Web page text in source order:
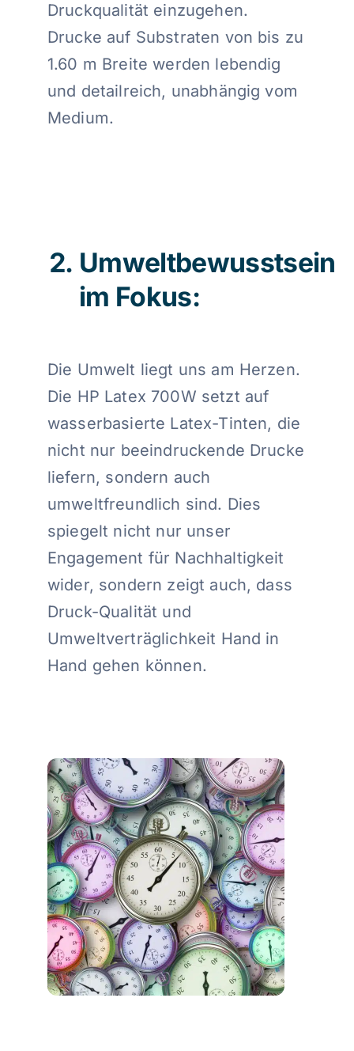
Druckqualität einzugehen.
Drucke auf Substraten von bis zu
1.60 m Breite werden lebendig
und detailreich, unabhängig vom
Medium.
Umweltbewusstsein
im Fokus:
Die Umwelt liegt uns am Herzen.
Die HP Latex 700W setzt auf
wasserbasierte Latex-Tinten, die
nicht nur beeindruckende Drucke
liefern, sondern auch
umweltfreundlich sind. Dies
spiegelt nicht nur unser
Engagement für Nachhaltigkeit
wider, sondern zeigt auch, dass
Druck-Qualität und
Umweltverträglichkeit Hand in
Hand gehen können.